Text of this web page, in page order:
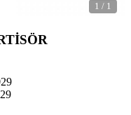
1 / 1